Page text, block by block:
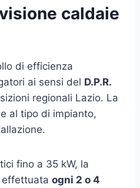
caldaie
di efficienza
ai sensi del D.P.R.
regionali Lazio. La
al tipo di impianto,
fino a 35 kW, la
effettuata ogni 2 o 4